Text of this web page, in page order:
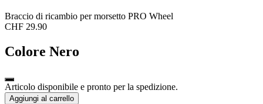
Braccio di ricambio per morsetto PRO Wheel
CHF 29.90
Colore Nero
Articolo disponibile e pronto per la spedizione.
Aggiungi al carrello